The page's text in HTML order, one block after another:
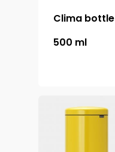
Clima bottle
500 ml